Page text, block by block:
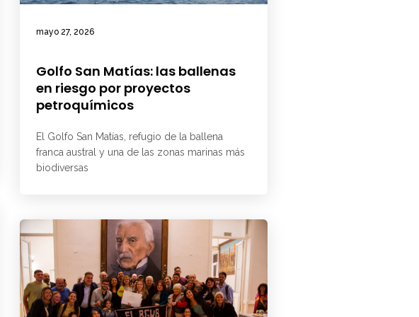
mayo 27, 2026
Golfo San Matías: las ballenas
en riesgo por proyectos
petroquímicos
El Golfo San Matías, refugio de la ballena
franca austral y una de las zonas marinas más
biodiversas